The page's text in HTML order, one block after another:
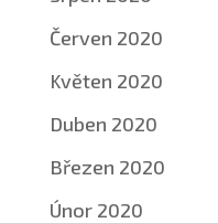
Červen 2020
Květen 2020
Duben 2020
Březen 2020
Únor 2020